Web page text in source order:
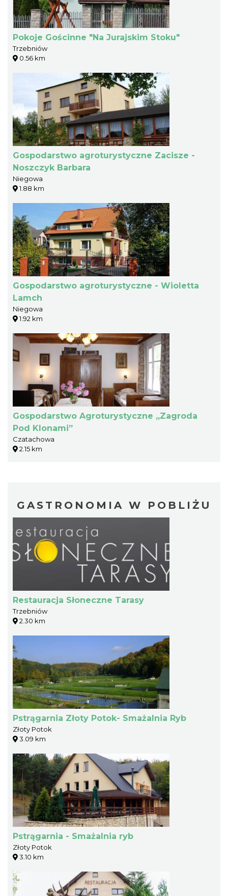
Pokoje Gościnne "Na Jurajskim Stoku"
Trzebniów
0.56 km
Gospodarstwo agroturystyczne Zacisze -
Noszczyk Barbara
Niegowa
1.88 km
Gospodarstwo agroturystyczne - Wioletta
Lamch
Niegowa
1.92 km
Gospodarstwo Agroturystyczne „Zagroda
Pod Klonami”
Czatachowa
2.15 km
GASTRONOMIA W POBLIŻU
Restauracja Słoneczne Tarasy
Trzebniów
2.30 km
Pstrągarnia Złoty Potok- Smażalnia Ryb
Złoty Potok
3.09 km
Pstrągarnia - Smażalnia ryb
Złoty Potok
3.10 km